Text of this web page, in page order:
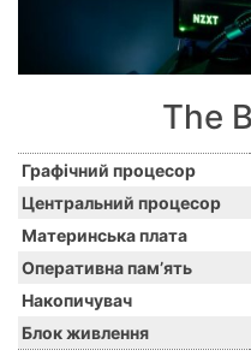
The
Графічний процесор
Центральний процесор
Материнська плата
Оперативна памʼять
Накопичувач
Блок живлення